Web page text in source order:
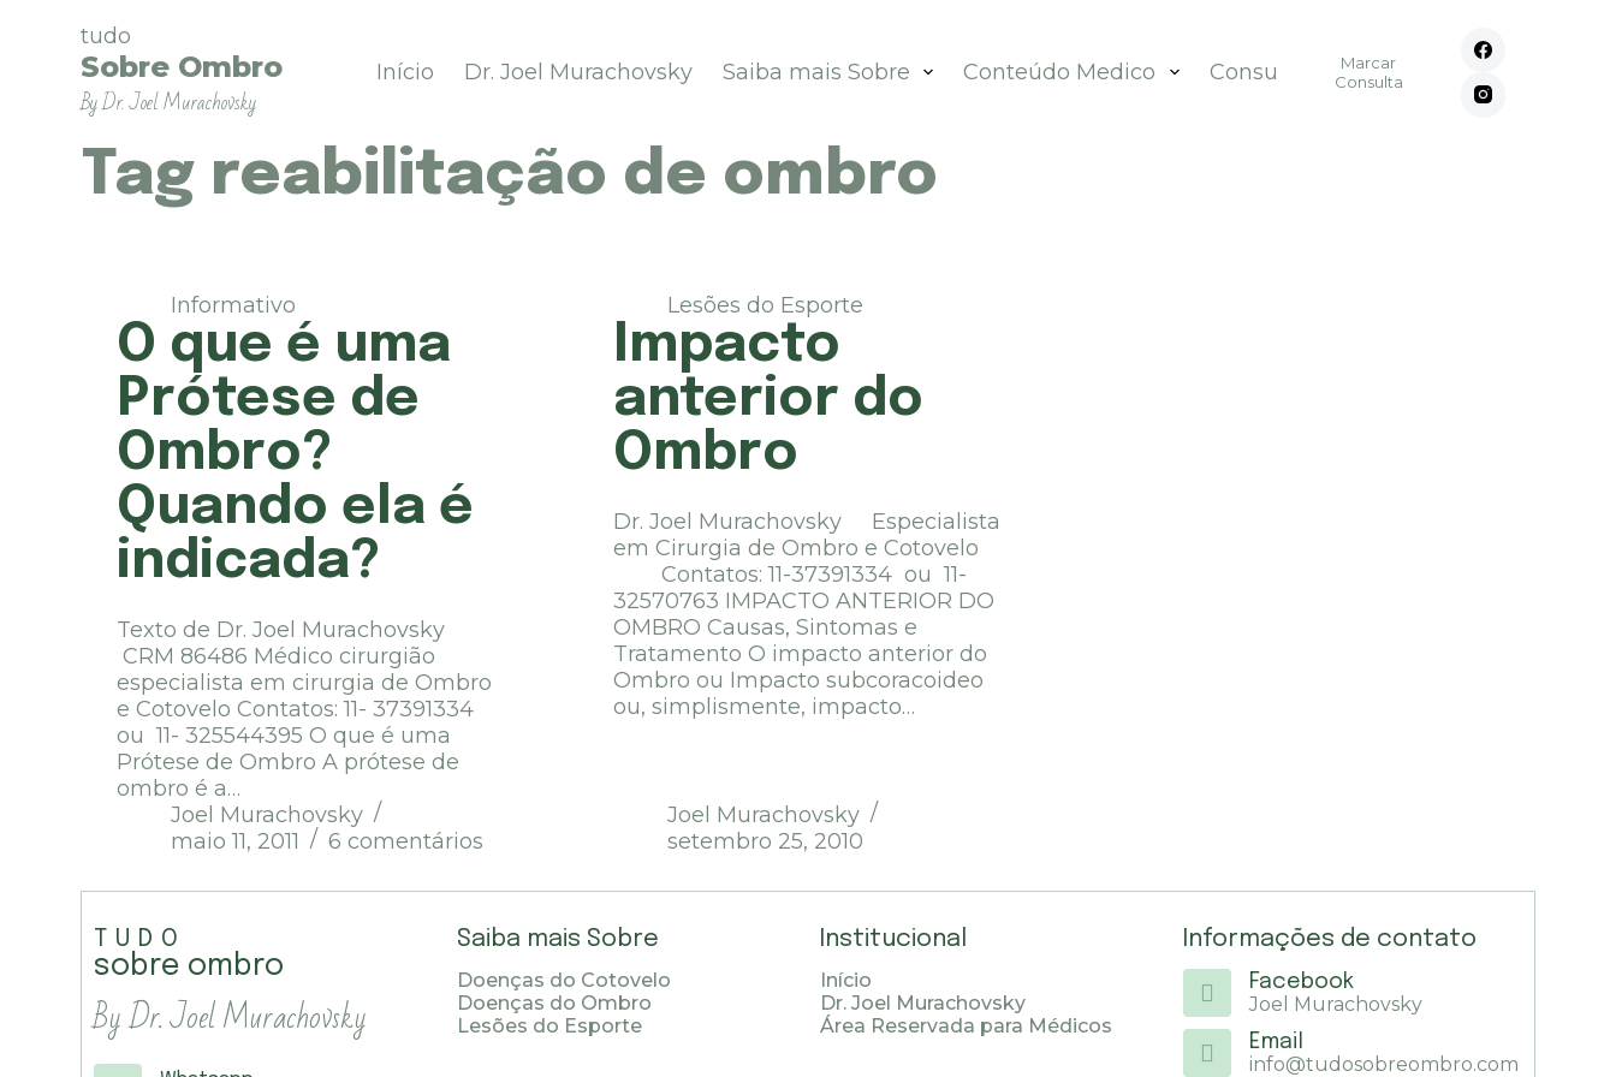
tudo
Sobre Ombro
By Dr. Joel Murachovsky
Início Dr. Joel Murachovsky Saiba mais Sobre Conteúdo Medico Consultórios Contato
Marcar
Consulta
Tag reabilitação de ombro
Informativo
O que é uma
Prótese de
Ombro?
Quando ela é
indicada?
Texto de Dr. Joel Murachovsky
CRM 86486 Médico cirurgião
especialista em cirurgia de Ombro
e Cotovelo Contatos: 11- 37391334
ou 11- 325544395 O que é uma
Prótese de Ombro A prótese de
ombro é a…
Joel Murachovsky
maio 11, 2011
6 comentários
Lesões do Esporte
Impacto
anterior do
Ombro
Dr. Joel Murachovsky Especialista
em Cirurgia de Ombro e Cotovelo
Contatos: 11-37391334 ou 11-
32570763 IMPACTO ANTERIOR DO
OMBRO Causas, Sintomas e
Tratamento O impacto anterior do
Ombro ou Impacto subcoracoideo
ou, simplismente, impacto…
Joel Murachovsky
setembro 25, 2010
TUDO
sobre ombro
By Dr. Joel Murachovsky
Saiba mais Sobre
Doenças do Cotovelo
Doenças do Ombro
Lesões do Esporte
Institucional
Início
Dr. Joel Murachovsky
Área Reservada para Médicos
Informações de contato
Facebook
Joel Murachovsky
Email
info@tudosobreombro.com